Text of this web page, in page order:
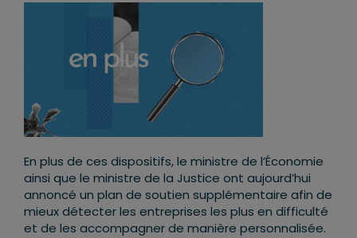
En plus de ces dispositifs, le ministre de l’Économie
ainsi que le ministre de la Justice ont aujourd’hui
annoncé un plan de soutien supplémentaire afin de
mieux détecter les entreprises les plus en difficulté
et de les accompagner de manière personnalisée.